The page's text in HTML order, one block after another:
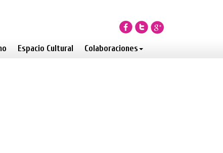
Espacio Cultural Colaboraciones